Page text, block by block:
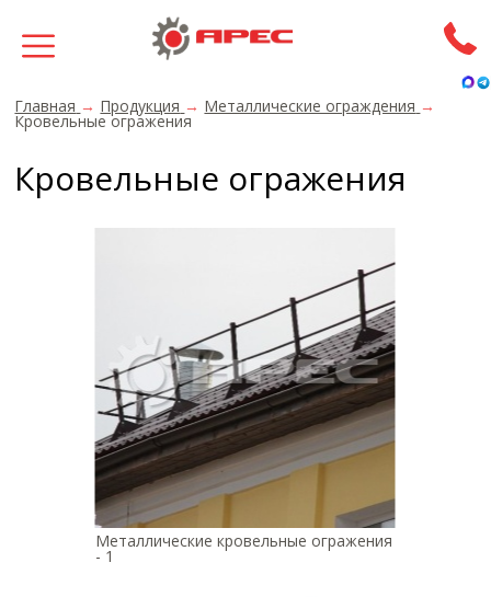
Главная → Продукция → Металлические ограждения →
Кровельные огражения
Кровельные огражения
Металлические кровельные огражения
- 1